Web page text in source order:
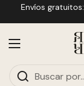
Ir al contenido
Envíos
Abrir menú